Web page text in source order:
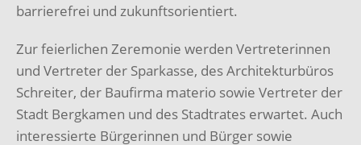
barrierefrei und zukunftsorientiert.
Zur feierlichen Zeremonie werden Vertreterinnen
und Vertreter der Sparkasse, des Architekturbüros
Schreiter, der Baufirma materio sowie Vertreter der
Stadt Bergkamen und des Stadtrates erwartet. Auch
interessierte Bürgerinnen und Bürger sowie